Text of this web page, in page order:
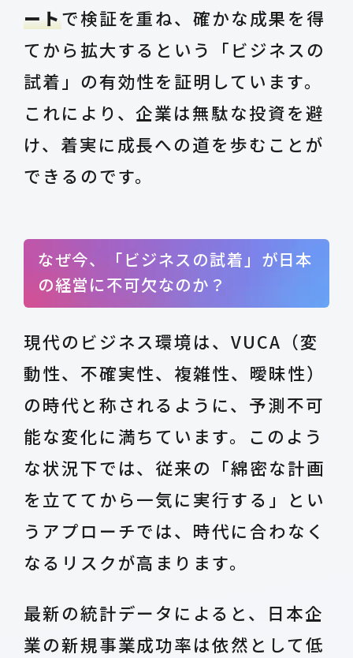
ートで検証を重ね、確かな成果を得
てから拡大するという「ビジネスの
試着」の有効性を証明しています。
これにより、企業は無駄な投資を避
け、着実に成長への道を歩むことが
できるのです。
なぜ今、「ビジネスの試着」が日本
の経営に不可欠なのか？
現代のビジネス環境は、VUCA（変
動性、不確実性、複雑性、曖昧性）
の時代と称されるように、予測不可
能な変化に満ちています。このよう
な状況下では、従来の「綿密な計画
を立ててから一気に実行する」とい
うアプローチでは、時代に合わなく
なるリスクが高まります。
最新の統計データによると、日本企
業の新規事業成功率は依然として低